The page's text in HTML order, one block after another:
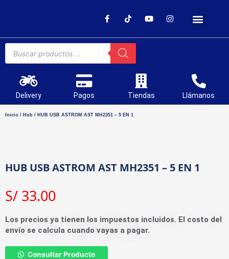
Delivery Pagos Tiendas Llámanos
Inicio / Hub / HUB USB ASTROM AST MH2351 – 5 EN 1
HUB USB ASTROM AST MH2351 – 5 EN 1
S/ 33.00
Los precios ya tienen los impuestos incluidos. El costo del
envío se calcula cuando vayas a pagar.
Consultar Producto